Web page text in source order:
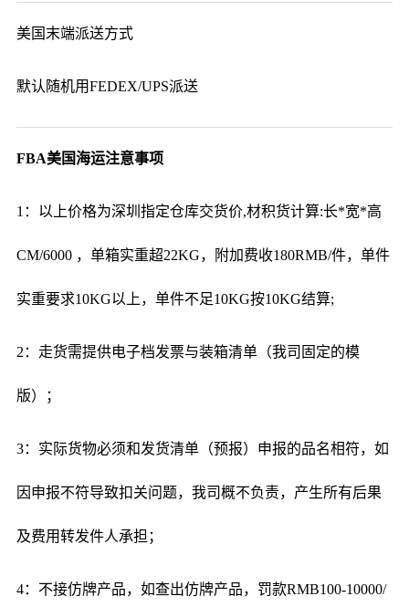
美国末端派送方式
默认随机用FEDEX/UPS派送
FBA美国海运注意事项
1：以上价格为深圳指定仓库交货价,材积货计算:长*宽*高
CM/6000 ，单箱实重超22KG，附加费收180RMB/件，单件
实重要求10KG以上，单件不足10KG按10KG结算;
2：走货需提供电子档发票与装箱清单（我司固定的模
版）；
3：实际货物必须和发货清单（预报）申报的品名相符，如
因申报不符导致扣关问题，我司概不负责，产生所有后果
及费用转发件人承担；
4：不接仿牌产品，如查出仿牌产品，罚款RMB100-10000/